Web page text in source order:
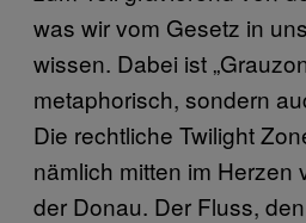
was wir vom Gesetz in
wissen. Dabei ist
metaphorisch, sondern
Die rechtliche Twilight
nämlich mitten im Herzen
der Donau. Der Fluss,